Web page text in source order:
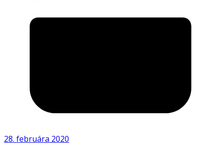
28. februára 2020